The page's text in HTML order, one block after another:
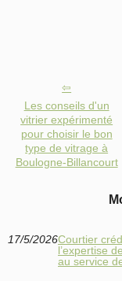
Les conseils d'un
vitrier expérimenté
pour choisir le bon
type de vitrage à
Boulogne-Billancourt
17/5/2026Courtier
l’expertise
au service